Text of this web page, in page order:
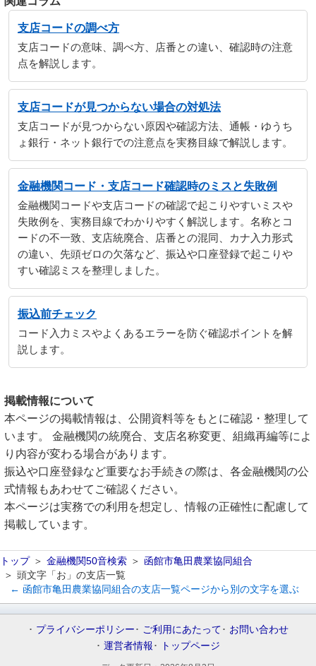
支店コードの調べ方
支店コードの意味、調べ方、店番との違い、確認時の注意
点を解説します。
支店コードが見つからない場合の対処法
支店コードが見つからない原因や確認方法、通帳・ゆうち
ょ銀行・ネット銀行での注意点を実務目線で解説します。
金融機関コード・支店コード確認時のミスと失敗例
金融機関コードや支店コードの確認で起こりやすいミスや
失敗例を、実務目線でわかりやすく解説します。名称とコ
ードの不一致、支店統廃合、店番との混同、カナ入力形式
の違い、先頭ゼロの欠落など、振込や口座登録で起こりや
すい確認ミスを整理しました。
振込前チェック
コード入力ミスやよくあるエラーを防ぐ確認ポイントを解
説します。
掲載情報について
本ページの掲載情報は、公開資料等をもとに確認・整理して
います。 金融機関の統廃合、支店名称変更、組織再編等によ
り内容が変わる場合があります。
振込や口座登録など重要なお手続きの際は、各金融機関の公
式情報もあわせてご確認ください。
本ページは実務での利用を想定し、情報の正確性に配慮して
掲載しています。
トップ 金融機関50音検索
函館市亀田農業協同組合
頭文字「お」の支店一覧
← 函館市亀田農業協同組合の支店一覧ページから別の文字を選ぶ
プライバシーポリシー ご利用にあたって
お問い合わせ
運営者情報
トップページ